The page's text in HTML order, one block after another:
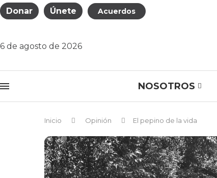
Donar Únete Acuerdos
6 de agosto de 2026
NOSOTROS
Inicio Opinión El pepino de la vida